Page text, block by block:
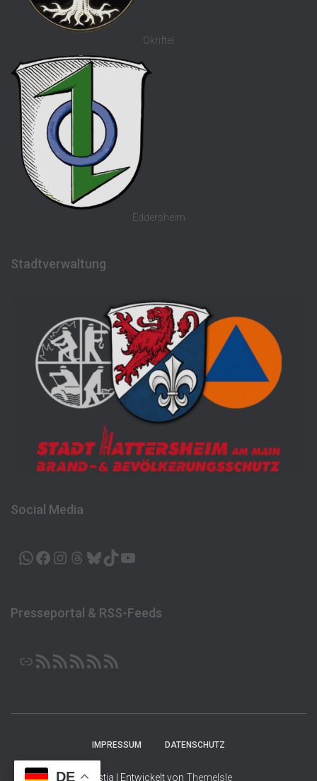
Okriftel
Eddersheim
Stadtverwaltung
Social Media
WHATSAPP FACEBOOK INSTAGRAM THREADS BLUESKY TIKTOK
Presseportal & RSS-Feeds
LINK RSS-FEED RSS-FEED RSS-FEED RSS-FEED
IMPRESSUM DATENSCHUTZ
Hestia | Entwickelt von ThemeIsle
DE